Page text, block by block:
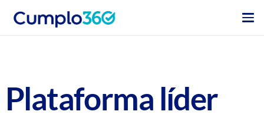
Plataforma líder